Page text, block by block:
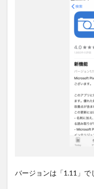
バージョンは「1.11」で